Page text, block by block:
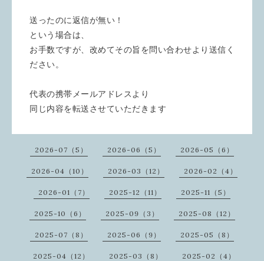
送ったのに返信が無い！
という場合は、
お手数ですが、改めてその旨を問い合わせより送信く
ださい。
代表の携帯メールアドレスより
同じ内容を転送させていただきます
2026-07（5） 2026-06（5） 2026-05（6）
2026-04（10） 2026-03（12） 2026-02（4）
2026-01（7） 2025-12（11） 2025-11（5）
2025-10（6） 2025-09（3） 2025-08（12）
2025-07（8） 2025-06（9） 2025-05（8）
2025-04（12） 2025-03（8） 2025-02（4）